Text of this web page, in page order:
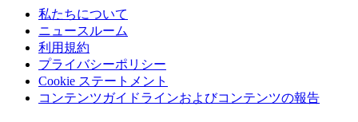
私たちについて
ニュースルーム
利用規約
プライバシーポリシー
Cookie ステートメント
コンテンツガイドラインおよびコンテンツの報告